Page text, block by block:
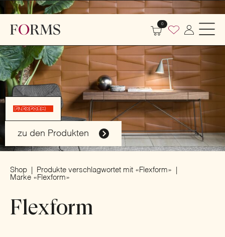
0
zu den Produkten
Shop
Produkte verschlagwortet mit «Flexform»
Marke «Flexform»
Flexform